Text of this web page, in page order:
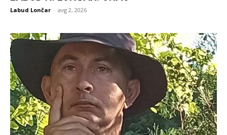
Labud Lončar - avg 2, 2026